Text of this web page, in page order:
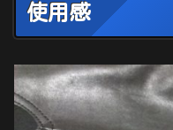
使用感